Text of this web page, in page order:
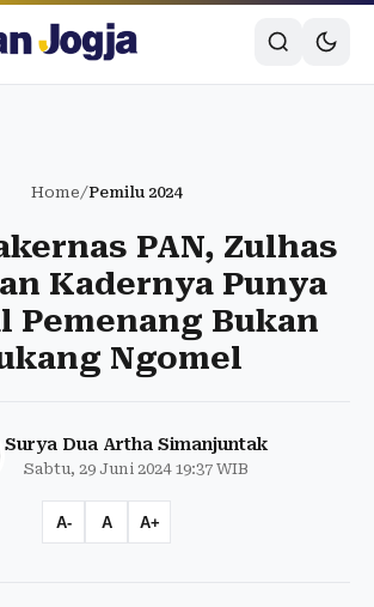
Home/Pemilu 2024
PAN, Zulhas
Kadernya Punya
Pemenang Bukan
Ngomel
Surya Dua Artha Simanjuntak
Sabtu, 29 Juni 2024 19:37 WIB
A- A A+